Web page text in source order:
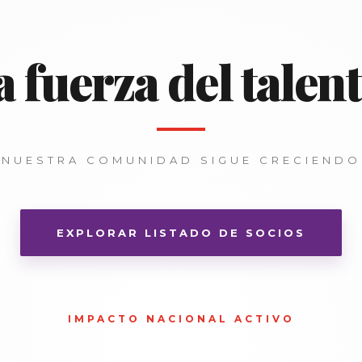
fuerza del
NUESTRA COMUNIDAD SIGUE CRECIENDO
EXPLORAR LISTADO DE SOCIOS
IMPACTO NACIONAL ACTIVO